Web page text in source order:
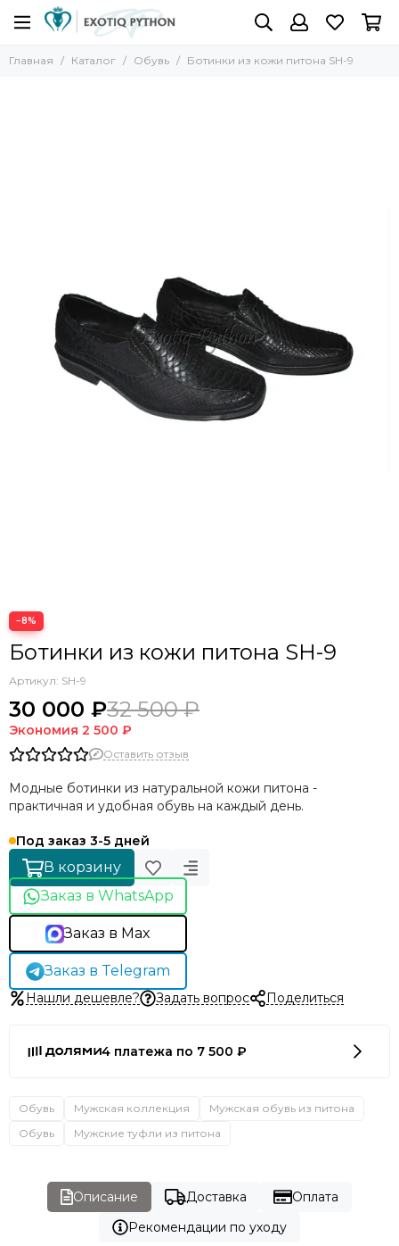
Главная Каталог Обувь Ботинки из кожи питона SH-9
−8%
Ботинки из кожи питона SH-9
Артикул: SH-9
30 000 ₽32 500 ₽
Экономия 2 500 ₽
Оставить отзыв
Модные ботинки из натуральной кожи питона -
практичная и удобная обувь на каждый день.
Под заказ 3-5 дней
В корзину
Заказ в WhatsApp
Заказ в Max
Заказ в Telegram
Нашли дешевле? Задать вопрос Поделиться
4 платежа по 7 500 ₽
Обувь Мужская коллекция
Мужская обувь из питона
Обувь
Мужские туфли из питона
Описание Доставка
Оплата
Рекомендации по уходу